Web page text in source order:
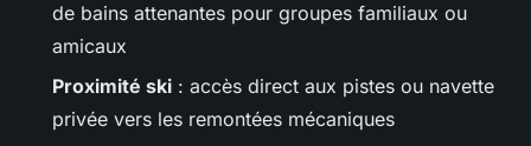
de bains attenantes pour groupes familiaux ou
amicaux
Proximité ski : accès direct aux pistes ou navette
privée vers les remontées mécaniques